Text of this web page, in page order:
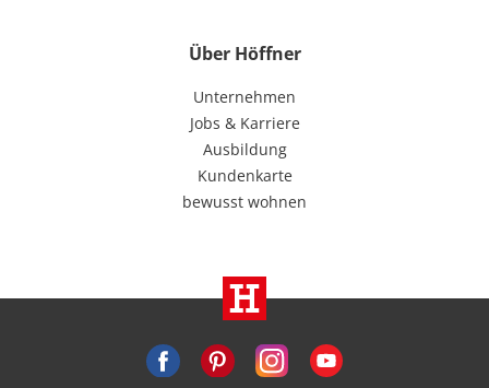
Über Höffner
Unternehmen
Jobs & Karriere
Ausbildung
Kundenkarte
bewusst wohnen